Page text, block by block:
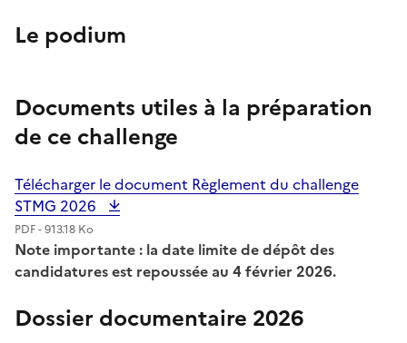
Le podium
Documents utiles à la préparation
de ce challenge
Télécharger le document Règlement du challenge
STMG 2026
PDF - 913.18 Ko
Note importante : la date limite de dépôt des
candidatures est repoussée au 4 février 2026.
Dossier documentaire 2026